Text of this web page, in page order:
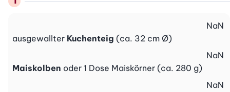
ausgewallter Kuchenteig (ca. 32 cm Ø)
NaN
Maiskolben oder 1 Dose Maiskörner (ca. 280 g)
NaN
NaN